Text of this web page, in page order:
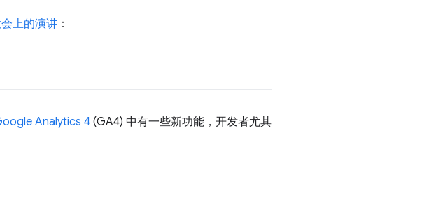
上的演讲 ：
Analytics 4 (GA4) 中有一些新功能，开发者尤其